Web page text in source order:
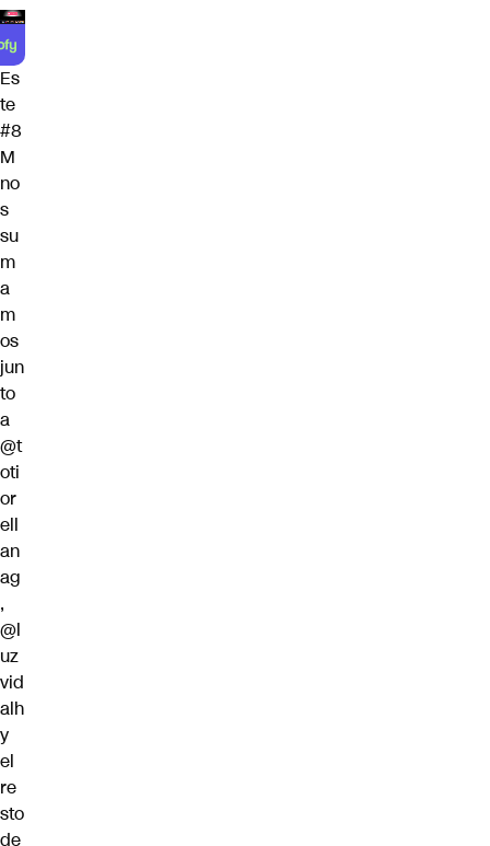
Es
te
#8
M
no
s
su
m
a
m
os
jun
to
a
@t
oti
or
ell
an
ag
,
@l
uz
vid
alh
y
el
re
sto
de